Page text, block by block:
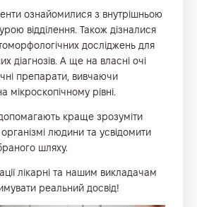
ознайомилися з внутрішньою
відділення. Також дізналися
досліджень для
діагнозів. А ще на власні очі
препарати, вивчаючи
мікроскопічному рівні.
допомагають краще зрозуміти
людини та усвідомити
шляху.
лікарні та нашим викладачам
реальний досвід!